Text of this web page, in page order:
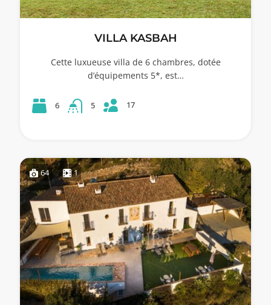
VILLA KASBAH
Cette luxueuse villa de 6 chambres, dotée
d’équipements 5*, est…
6 5 17
64 1